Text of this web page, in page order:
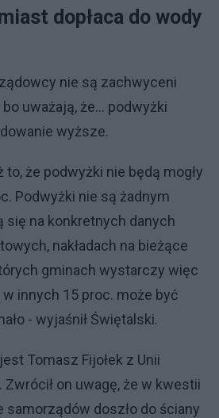
dopłaca do wody
nie są zachwyceni
uważają, że... podwyżki
wyższe.
że podwyżki nie będą mogły
Podwyżki nie są żadnym
się na konkretnych danych
nakładach na bieżące
gminach wystarczy więc
innych 15 proc. może być
- wyjaśnił Świętalski.
Tomasz Fijołek z Unii
on uwagę, że w kwestii
samorządów doszło do ściany